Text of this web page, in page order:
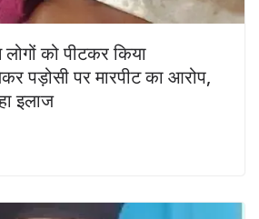
को पीटकर किया
पड़ोसी पर मारपीट का आरोप,
इलाज